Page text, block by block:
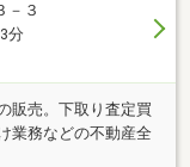
－３
分
販売。下取り査定買
業務などの不動産全
いる方、何でも結構